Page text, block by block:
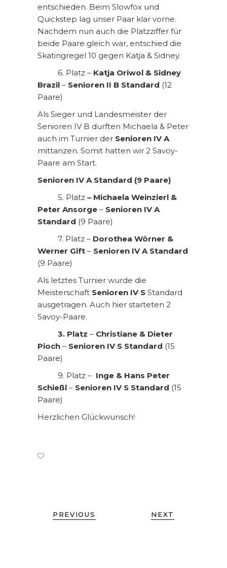
entschieden. Beim Slowfox und
Quickstep lag unser Paar klar vorne.
Nachdem nun auch die Platzziffer für
beide Paare gleich war, entschied die
Skatingregel 10 gegen Katja & Sidney.
6. Platz – Katja Oriwol & Sidney
Brazil – Senioren II B Standard (12
Paare)
Als Sieger und Landesmeister der
Senioren IV B durften Michaela & Peter
auch im Turnier der Senioren IV A
mittanzen. Somit hatten wir 2 Savoy-
Paare am Start.
Senioren IV A Standard (9 Paare)
5. Platz – Michaela Weinzierl &
Peter Ansorge – Senioren IV A
Standard (9 Paare)
7. Platz – Dorothea Wörner &
Werner Gift – Senioren IV A Standard
(9 Paare)
Als letztes Turnier wurde die
Meisterschaft Senioren IV S Standard
ausgetragen. Auch hier starteten 2
Savoy-Paare.
3. Platz – Christiane & Dieter
Pioch – Senioren IV S Standard (15
Paare)
9. Platz – Inge & Hans Peter
Schießl – Senioren IV S Standard (15
Paare)
Herzlichen Glückwunsch!
PREVIOUS NEXT